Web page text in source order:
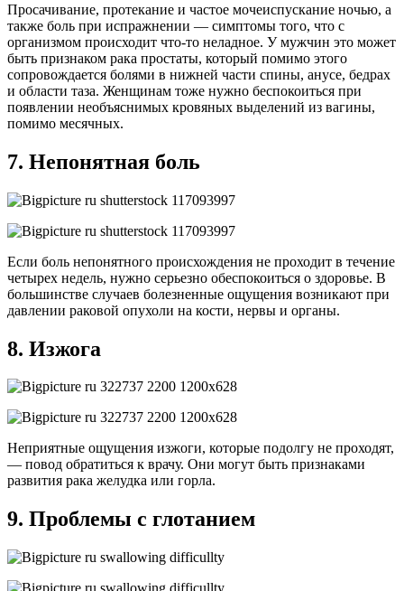
Просачивание, протекание и частое мочеиспускание ночью, а
также боль при испражнении — симптомы того, что с
организмом происходит что-то неладное. У мужчин это может
быть признаком рака простаты, который помимо этого
сопровождается болями в нижней части спины, анусе, бедрах
и области таза. Женщинам тоже нужно беспокоиться при
появлении необъяснимых кровяных выделений из вагины,
помимо месячных.
7. Непонятная боль
Если боль непонятного происхождения не проходит в течение
четырех недель, нужно серьезно обеспокоиться о здоровье. В
большинстве случаев болезненные ощущения возникают при
давлении раковой опухоли на кости, нервы и органы.
8. Изжога
Неприятные ощущения изжоги, которые подолгу не проходят,
— повод обратиться к врачу. Они могут быть признаками
развития рака желудка или горла.
9. Проблемы с глотанием